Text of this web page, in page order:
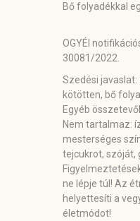
Bő folyadékkal
OGYÉI
30081/2022.
Szedési javaslat:
kötötten, bő
Egyéb
Nem tartalmaz:
mesterséges
tejcukrot, szóját,
ne lépje túl! Az
helyettesíti a
életmódot!